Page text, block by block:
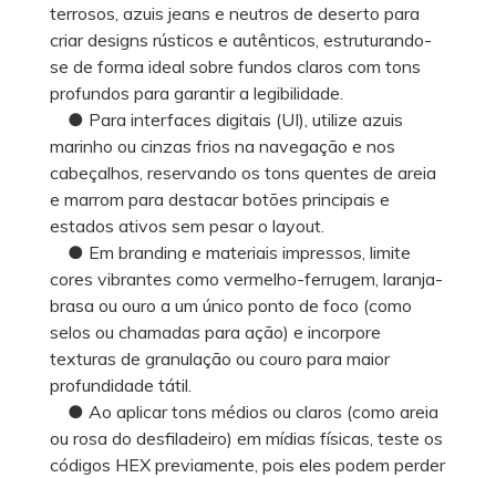
terrosos, azuis jeans e neutros de deserto para
criar designs rústicos e autênticos, estruturando-
se de forma ideal sobre fundos claros com tons
profundos para garantir a legibilidade.
● Para interfaces digitais (UI), utilize azuis
marinho ou cinzas frios na navegação e nos
cabeçalhos, reservando os tons quentes de areia
e marrom para destacar botões principais e
estados ativos sem pesar o layout.
● Em branding e materiais impressos, limite
cores vibrantes como vermelho-ferrugem, laranja-
brasa ou ouro a um único ponto de foco (como
selos ou chamadas para ação) e incorpore
texturas de granulação ou couro para maior
profundidade tátil.
● Ao aplicar tons médios ou claros (como areia
ou rosa do desfiladeiro) em mídias físicas, teste os
códigos HEX previamente, pois eles podem perder